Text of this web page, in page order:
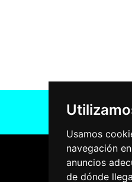
Usamos
navegación
anuncios
de dónde